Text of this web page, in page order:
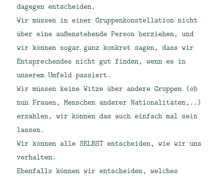
dagegen entscheiden.
Wir müssen in einer Gruppenkonstellation nicht
über eine außenstehende Person herziehen, und
wir können sogar ganz konkret sagen, dass wir
Entsprechendes nicht gut finden, wenn es in
unserem Umfeld passiert.
Wir müssen keine Witze über andere Gruppen (ob
nun Frauen, Menschen anderer Nationalitäten,..)
erzählen, wir können das auch einfach mal sein
lassen.
Wir können alle SELBST entscheiden, wie wir uns
verhalten.
Ebenfalls können wir entscheiden, welches